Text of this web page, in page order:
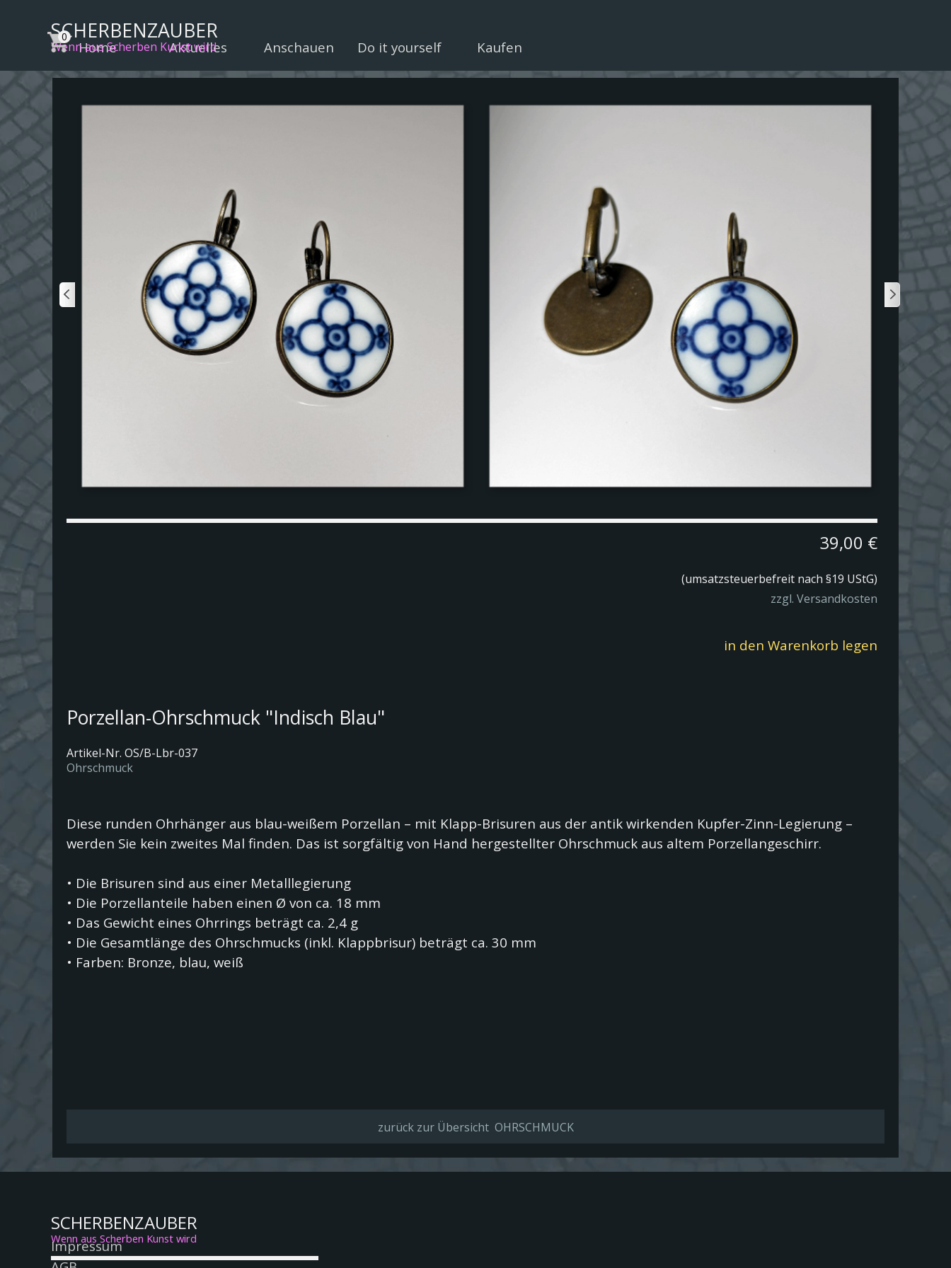
SCHERBENZAUBER
Wenn aus Scherben Kunst wird Menü überspringen
Home Aktuelles ▼
Anschauen Do it yourself Kaufen
39,00 €
(umsatzsteuerbefreit nach §19 UStG)
zzgl. Versandkosten
in den Warenkorb legen
Porzellan-Ohrschmuck "Indisch Blau"
Artikel-Nr. OS/B-Lbr-037
Ohrschmuck
Diese runden Ohrhänger aus blau-weißem Porzellan – mit Klapp-Brisuren aus der antik wirkenden Kupfer-Zinn-Legierung –
werden Sie kein zweites Mal finden. Das ist sorgfältig von Hand hergestellter Ohrschmuck aus altem Porzellangeschirr.
• Die Brisuren sind aus einer Metalllegierung
• Die Porzellanteile haben einen Ø von ca. 18 mm
• Das Gewicht eines Ohrrings beträgt ca. 2,4 g
• Die Gesamtlänge des Ohrschmucks (inkl. Klappbrisur) beträgt ca. 30 mm
• Farben: Bronze, blau, weiß
zurück zur Übersicht OHRSCHMUCK
SCHERBENZAUBER
Wenn aus Scherben Kunst wirdMenü überspringen
Impressum